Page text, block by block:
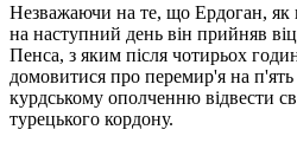
Незважаючи на те, що Ердоган, як
на наступний день він прийняв
Пенса, з яким після чотирьох
домовитися про перемир'я на
курдському ополченню відвести
турецького кордону.